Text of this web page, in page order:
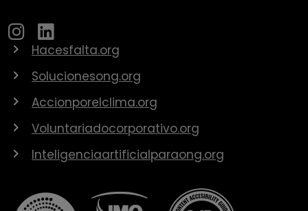
Hacesfalta.org
Solucionesong.org
Accionporelclima.org
Voluntariadocorporativo.org
Inteligenciaartificialparaong.org